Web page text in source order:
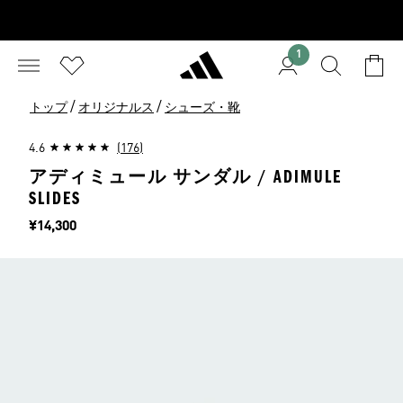
1
トップ / オリジナルス / シューズ・靴
4.6 (176)
アディミュール サンダル / ADIMULE
SLIDES
価格
¥14,300